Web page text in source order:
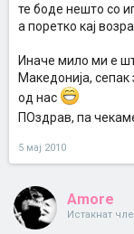
те боде нешто со
а поретко кај
Иначе мило ми е
Македонија,
од нас
ПОздрав, па
5 мај 2010
Amore
Истакнат